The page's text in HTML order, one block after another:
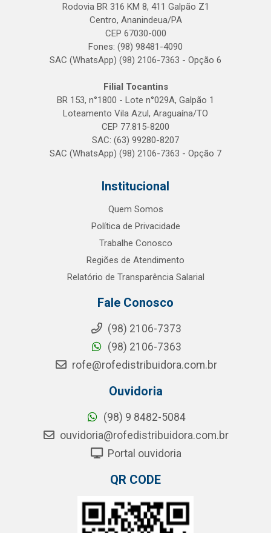
Rodovia BR 316 KM 8, 411 Galpão Z1
Centro, Ananindeua/PA
CEP 67030-000
Fones: (98) 98481-4090
SAC (WhatsApp) (98) 2106-7363 - Opção 6
Filial Tocantins
BR 153, n°1800 - Lote n°029A, Galpão 1
Loteamento Vila Azul, Araguaína/TO
CEP 77.815-8200
SAC: (63) 99280-8207
SAC (WhatsApp) (98) 2106-7363 - Opção 7
Institucional
Quem Somos
Política de Privacidade
Trabalhe Conosco
Regiões de Atendimento
Relatório de Transparência Salarial
Fale Conosco
(98) 2106-7373
(98) 2106-7363
rofe@rofedistribuidora.com.br
Ouvidoria
(98) 9 8482-5084
ouvidoria@rofedistribuidora.com.br
Portal ouvidoria
QR CODE